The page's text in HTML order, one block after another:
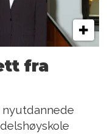
fra
nyutdannede